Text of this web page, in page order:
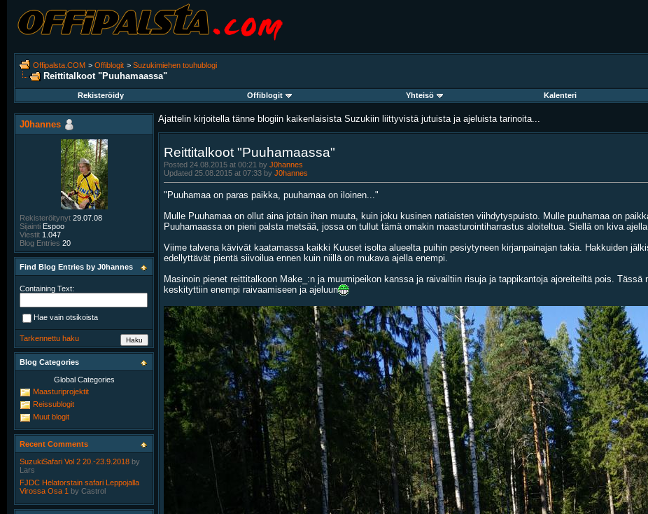
Offipalsta.COM > Offiblogit > Suzukimiehen touhublogi
Reittitalkoot "Puuhamaassa"
Rekisteröidy
Offiblogit Yhteisö Kalenteri
Ajattelin kirjoitella tänne blogiin kaikenlaisista Suzukiin liittyvistä jutuista ja ajeluista tarinoita...
Reittitalkoot "Puuhamaassa"
Posted 24.08.2015 at 00:21 by J0hannes
Updated 25.08.2015 at 07:33 by J0hannes
"Puuhamaa on paras paikka, puuhamaa on iloinen..."
Mulle Puuhamaa on ollut aina jotain ihan muuta, kuin joku kusinen natiaisten viihdytyspuisto. Mulle puuhamaa on
Puuhamaassa on pieni palsta metsää, jossa on tullut tämä omakin maasturointiharrastus aloiteltua. Siellä on kiva
Viime talvena kävivät kaatamassa kaikki Kuuset isolta alueelta puihin pesiytyneen kirjanpainajan takia. Hakkuiden
edellyttävät pientä siivoilua ennen kuin niillä on mukava ajella enempi.
Masinoin pienet reittitalkoon Make_:n ja muumipeikon kanssa ja raivailtiin risuja ja tappikantoja ajoreiteiltä pois.
keskityttiin enempi raivaamiseen ja ajeluun
J0hannes
Rekisteröitynyt 29.07.08
Sijainti Espoo
Viestit 1.047
Blog Entries 20
Find Blog Entries by J0hannes
Containing Text:
Hae vain otsikoista
Tarkennettu haku
Blog Categories
Global Categories
Maasturiprojektit
Reissublogit
Muut blogit
Recent Comments
SuzukiSafari Vol 2 20.-23.9.2018 by
Lars
FJDC Helatorstain safari Leppojalla
Virossa Osa 1 by Castrol